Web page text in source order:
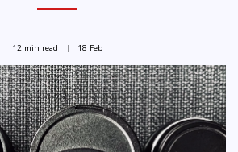
12 min read 18 Feb